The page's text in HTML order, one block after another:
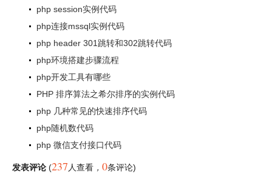
php session实例代码
php连接mssql实例代码
php header 301跳转和302跳转代码
php环境搭建步骤流程
php开发工具有哪些
PHP 排序算法之希尔排序的实例代码
php 几种常见的快速排序代码
php随机数代码
php 微信支付接口代码
发表评论 (237 人查看 ， 0条评论)